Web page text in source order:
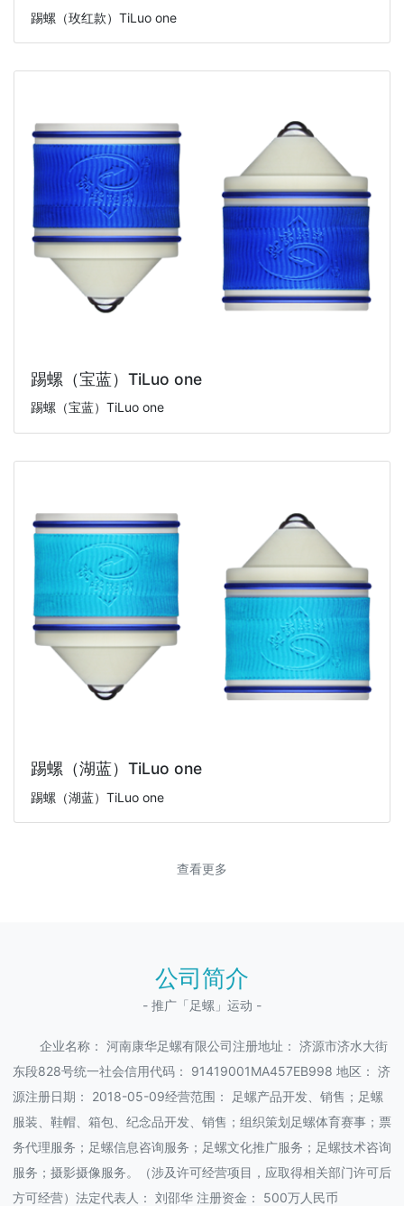
踢螺（玫红款）TiLuo one
踢螺（宝蓝）TiLuo one
踢螺（宝蓝）TiLuo one
踢螺（湖蓝）TiLuo one
踢螺（湖蓝）TiLuo one
查看更多
公司简介
- 推广「足螺」运动 -
企业名称： 河南康华足螺有限公司注册地址： 济源市济水大街
东段828号统一社会信用代码： 91419001MA457EB998 地区： 济
源注册日期： 2018-05-09经营范围： 足螺产品开发、销售；足螺
服装、鞋帽、箱包、纪念品开发、销售；组织策划足螺体育赛事；票
务代理服务；足螺信息咨询服务；足螺文化推广服务；足螺技术咨询
服务；摄影摄像服务。（涉及许可经营项目，应取得相关部门许可后
方可经营）法定代表人： 刘邵华 注册资金： 500万人民币